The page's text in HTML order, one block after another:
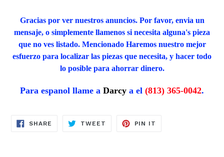
Gracias por ver nuestros anuncios. Por favor, envia un
mensaje, o simplemente llamenos si necesita alguna's pieza
que no ves listado. Mencionado Haremos nuestro mejor
esfuerzo para localizar las piezas que necesita, y hacer todo
lo posible para ahorrar dinero.
Para espanol llame a Darcy a el (813) 365-0042.
SHARE SHARE
TWEET TWEET
PIN IT